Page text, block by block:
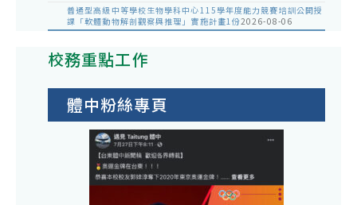
普通型高級中等學校生物學科中心115學年度能力競賽培訓公開授
課「軟體動物解剖觀察與推理」實施計畫1份2026-08-06
校務重點工作
體中粉絲專頁